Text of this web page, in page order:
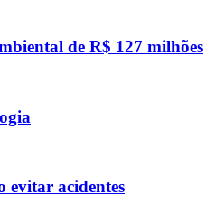
de R$ 127 milhões
evitar acidentes